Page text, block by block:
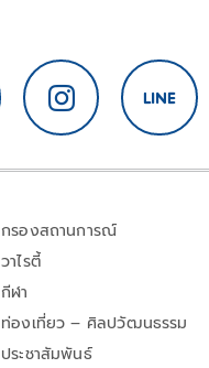
กรองสถานการณ์
วาไรตี้
กีฬา
ท่องเที่ยว – ศิลปวัฒนธรรม
ประชาสัมพันธ์